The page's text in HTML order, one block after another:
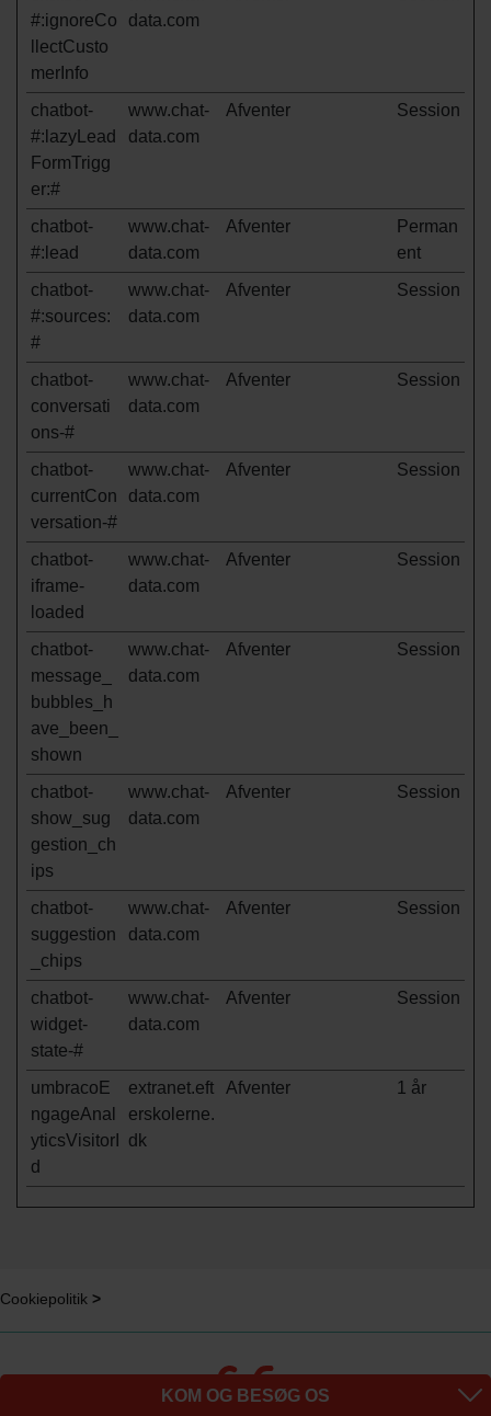
KOM OG BESØG OS
#:ignoreCo
llectCusto
merInfo
data.com
chatbot-
#:lazyLead
FormTrigg
er:#
www.chat-
data.com
Afventer Session
chatbot-
#:lead
www.chat-
data.com
Afventer
Perman
ent
chatbot-
#:sources:
#
www.chat-
data.com
Afventer Session
chatbot-
conversati
ons-#
www.chat-
data.com
Afventer Session
chatbot-
currentCon
versation-#
www.chat-
data.com
Afventer Session
chatbot-
iframe-
loaded
www.chat-
data.com
Afventer Session
chatbot-
message_
bubbles_h
ave_been_
shown
www.chat-
data.com
Afventer Session
chatbot-
show_sug
gestion_ch
ips
www.chat-
data.com
Afventer Session
chatbot-
suggestion
_chips
www.chat-
data.com
Afventer Session
chatbot-
widget-
state-#
www.chat-
data.com
Afventer Session
umbracoE
ngageAnal
yticsVisitorI
d
extranet.eft
erskolerne.
dk
Afventer 1 år
Cookiepolitik >